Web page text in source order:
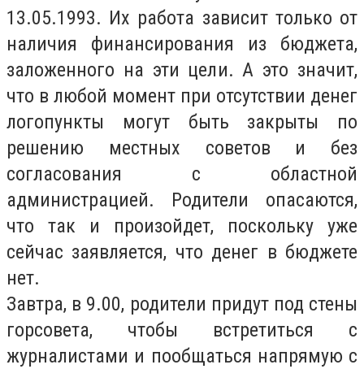
13.05.1993. Их работа зависит только от
наличия финансирования из бюджета,
заложенного на эти цели. А это значит,
что в любой момент при отсутствии денег
логопункты могут быть закрыты по
решению местных советов и без
согласования с областной
администрацией. Родители опасаются,
что так и произойдет, поскольку уже
сейчас заявляется, что денег в бюджете
нет.
Завтра, в 9.00, родители придут под стены
горсовета, чтобы встретиться с
журналистами и пообщаться напрямую с